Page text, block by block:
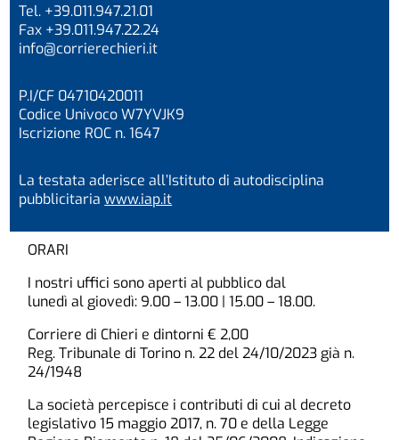
Tel. +39.011.947.21.01
Fax +39.011.947.22.24
info@corrierechieri.it
P.I/CF 04710420011
Codice Univoco W7YVJK9
Iscrizione ROC n. 1647
La testata aderisce all’Istituto di autodisciplina
pubblicitariawww.iap.it
ORARI
I nostri uffici sono aperti al pubblico dal
lunedì al giovedì: 9.00 – 13.00 | 15.00 – 18.00.
Corriere di Chieri e dintorni € 2,00
Reg. Tribunale di Torino n. 22 del 24/10/2023 già n.
24/1948
La società percepisce i contributi di cui al decreto
legislativo 15 maggio 2017, n. 70 e della Legge